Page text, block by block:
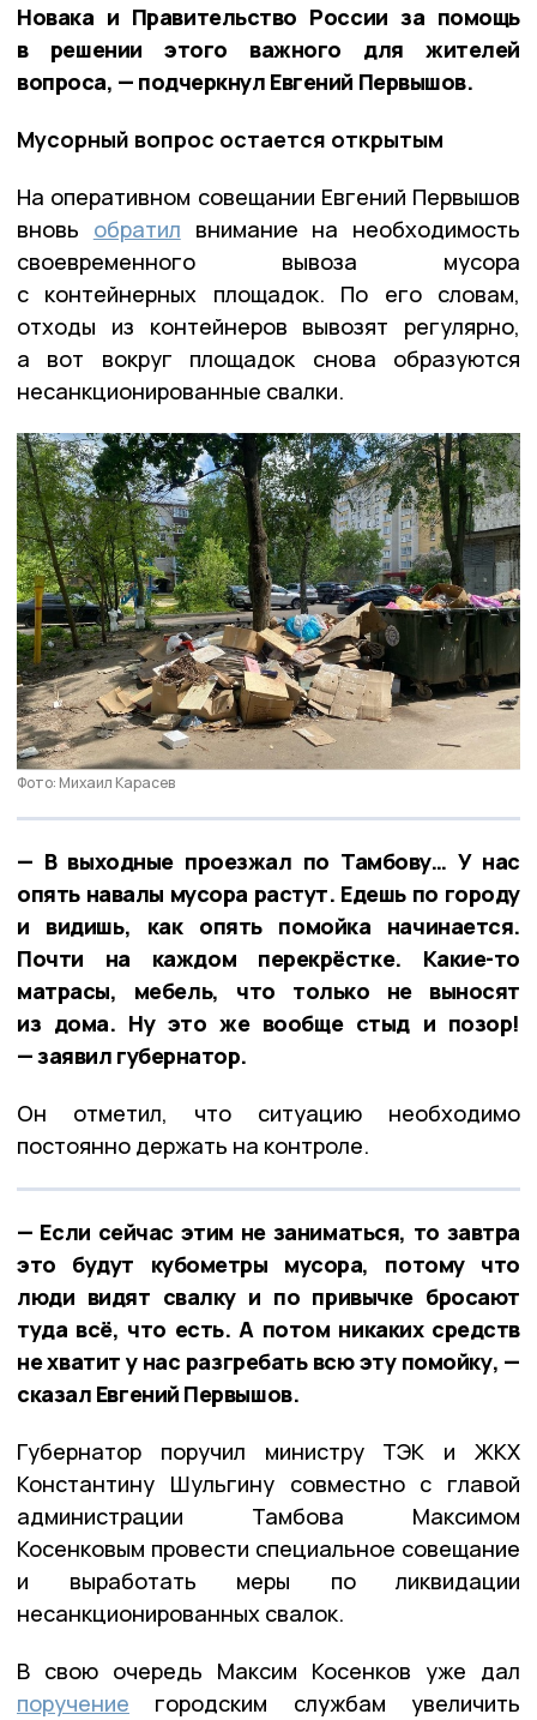
Новака и Правительство России за помощь
в решении этого важного для жителей
вопроса, — подчеркнул Евгений Первышов.
Мусорный вопрос остается открытым
На оперативном совещании Евгений Первышов
вновь обратил внимание на необходимость
своевременного вывоза мусора
с контейнерных площадок. По его словам,
отходы из контейнеров вывозят регулярно,
а вот вокруг площадок снова образуются
несанкционированные свалки.
Фото: Михаил Карасев
— В выходные проезжал по Тамбову… У нас
опять навалы мусора растут. Едешь по городу
и видишь, как опять помойка начинается.
Почти на каждом перекрёстке. Какие-то
матрасы, мебель, что только не выносят
из дома. Ну это же вообще стыд и позор!
— заявил губернатор.
Он отметил, что ситуацию необходимо
постоянно держать на контроле.
— Если сейчас этим не заниматься, то завтра
это будут кубометры мусора, потому что
люди видят свалку и по привычке бросают
туда всё, что есть. А потом никаких средств
не хватит у нас разгребать всю эту помойку, —
сказал Евгений Первышов.
Губернатор поручил министру ТЭК и ЖКХ
Константину Шульгину совместно с главой
администрации Тамбова Максимом
Косенковым провести специальное совещание
и выработать меры по ликвидации
несанкционированных свалок.
В свою очередь Максим Косенков уже дал
поручение городским службам увеличить